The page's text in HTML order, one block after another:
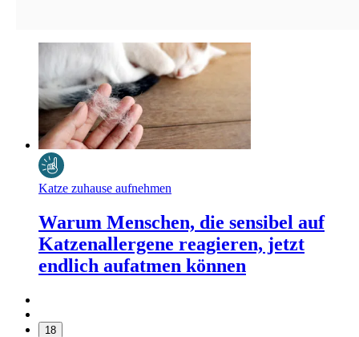
Katze zuhause aufnehmen
Warum Menschen, die sensibel auf
Katzenallergene reagieren, jetzt
endlich aufatmen können
18